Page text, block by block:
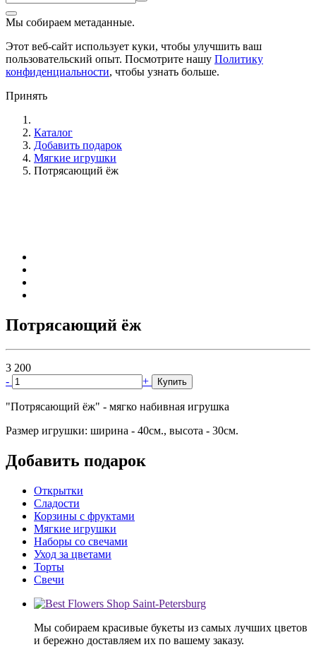
Мы собираем метаданные.
Этот веб-сайт использует куки, чтобы улучшить ваш
пользовательский опыт. Посмотрите нашу Политику
конфиденциальности, чтобы узнать больше.
Принять
Каталог
Добавить подарок
Мягкие игрушки
Потрясающий ёж
Потрясающий ёж
3 200
-
+ Купить
"Потрясающий ёж" - мягко набивная игрушка
Размер игрушки: ширина - 40см., высота - 30см.
Добавить подарок
Открытки
Сладости
Корзины с фруктами
Мягкие игрушки
Наборы со свечами
Уход за цветами
Торты
Свечи
Мы собираем красивые букеты из самых лучших цветов
и бережно доставляем их по вашему заказу.